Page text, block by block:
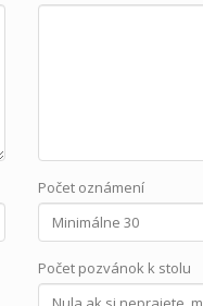
Počet oznámení
Počet pozvánok k stolu